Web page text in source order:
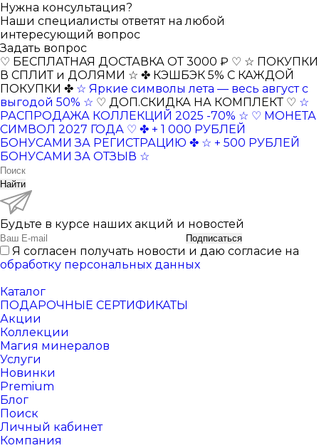
Нужна консультация?
Наши специалисты ответят на любой
интересующий вопрос
Задать вопрос
♡ БЕСПЛАТНАЯ ДОСТАВКА ОТ 3000 ₽ ♡ ☆ ПОКУПКИ
В СПЛИТ и ДОЛЯМИ ☆ ✤ КЭШБЭК 5% С КАЖДОЙ
ПОКУПКИ ✤ ☆ Яркие символы лета — весь август с
выгодой 50% ☆ ♡ ДОП.СКИДКА НА КОМПЛЕКТ ♡ ☆
РАСПРОДАЖА КОЛЛЕКЦИЙ 2025 -70% ☆ ♡ МОНЕТА
СИМВОЛ 2027 ГОДА ♡ ✤ + 1 000 РУБЛЕЙ
БОНУСАМИ ЗА РЕГИСТРАЦИЮ ✤ ☆ + 500 РУБЛЕЙ
БОНУСАМИ ЗА ОТЗЫВ ☆
Найти
Будьте в курсе наших акций и новостей
Подписаться
Я согласен получать новости и даю согласие на
обработку персональных данных
Каталог
ПОДАРОЧНЫЕ СЕРТИФИКАТЫ
Акции
Коллекции
Магия минералов
Услуги
Новинки
Premium
Блог
Поиск
Личный кабинет
Компания